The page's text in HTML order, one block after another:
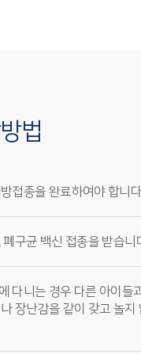
법
접종을 완료하여야 합니
구균 백신 접종을 받습니
다니는 경우 다른 아이들
장난감을 같이 갖고 놀지